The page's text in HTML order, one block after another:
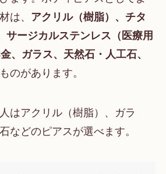
は、 アクリル（樹脂）、チタ
サージカルステンレス（医療用
、ガラス、天然石・人工石、
のがあります。
はアクリル（樹脂）、ガラ
などのピアスが選べます。